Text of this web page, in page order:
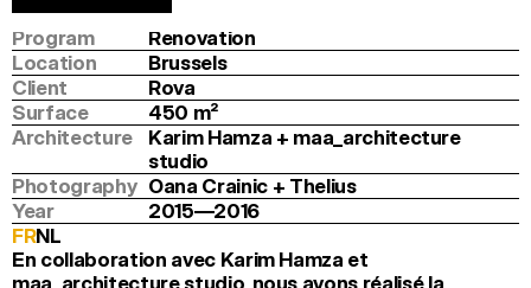
Info
Program
Renovation
Location
Brussels
Client
Rova
Surface
450 m2
Architecture
Karim Hamza + maa_architecture
studio
Photography Oana Crainic + Thelius
Year
2015—2016
FRNL
En collaboration avec Karim Hamza et
maa_architecture studio, nous avons réalisé la